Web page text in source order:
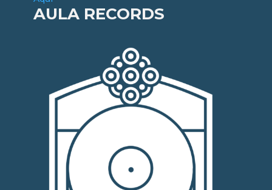
AULA RECORDS